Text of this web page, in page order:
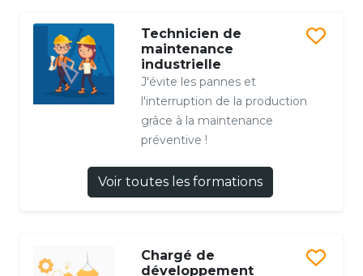
Technicien de
maintenance
industrielle
J'évite les pannes et
l'interruption de la production
grâce à la maintenance
préventive !
Voir toutes les formations
Chargé de
développement